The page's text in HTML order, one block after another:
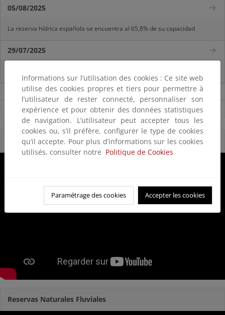
05/08/2025
La reserva hídrica española se encuentra al 65,8% de su capacidad
29/07/2025
Noticias sobre Agua
Ver todas las noticias
Reservas Naturales Fluviales 2020
Reservas Naturales Fluviales
Informations sur l’utilisation des cookies : Ce site web
utilise des cookies propres et tiers pour permettre à
l’utilisateur de rester connecté, personnaliser son
expérience et pour obtenir des données statistiques
de navigation. L’utilisateur peut accepter tous les
cookies ou, s’il préfère, configurer le type de cookies
qu’il accepte. Pour plus d’informations sur les cookies
utilisés, consulter notre Politique de Cookies
Paramétrage des cookies Accepter les cookies